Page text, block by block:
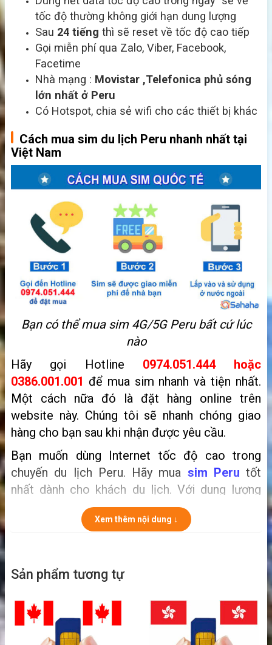
tốc độ thường không giới hạn dung lượng
Sau 24 tiếng thì sẽ reset về tốc độ cao tiếp
Gọi miễn phí qua Zalo, Viber, Facebook,
Facetime
Nhà mạng : Movistar ,Telefonica phủ sóng
lớn nhất ở Peru
Có Hotspot, chia sẻ wifi cho các thiết bị khác
Cách mua sim du lịch Peru nhanh nhất tại
Việt Nam
Bạn có thể mua sim 4G/5G Peru bất cứ lúc
nào
Hãy gọi Hotline 0974.051.444 hoặc
0386.001.001 để mua sim nhanh và tiện nhất.
Một cách nữa đó là đặt hàng online trên
website này. Chúng tôi sẽ nhanh chóng giao
hàng cho bạn sau khi nhận được yêu cầu.
Bạn muốn dùng Internet tốc độ cao trong
chuyến du lịch Peru. Hãy mua sim Peru tốt
nhất dành cho khách du lịch. Với dung lượng
tốc độ cao bạn sẽ thoải mái vào mạng trong
cả chuyến đi. Hãy xem sim đi Peru tốt nhất cho
Xem thêm nội dung ↓
Sản phẩm tương tự